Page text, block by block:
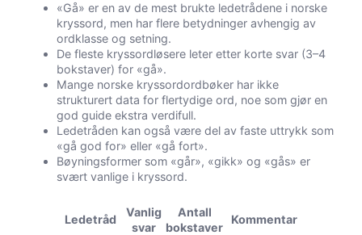
«Gå» er en av de mest brukte ledetrådene i norske
kryssord, men har flere betydninger avhengig av
ordklasse og setning.
De fleste kryssordløsere leter etter korte svar (3–4
bokstaver) for «gå».
Mange norske kryssordordbøker har ikke
strukturert data for flertydige ord, noe som gjør en
god guide ekstra verdifull.
Ledetråden kan også være del av faste uttrykk som
«gå god for» eller «gå fort».
Bøyningsformer som «går», «gikk» og «gås» er
svært vanlige i kryssord.
Ledetråd
Vanlig
svar
Antall
bokstaver
Kommentar